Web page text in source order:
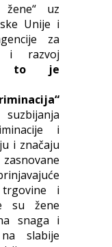
žene“ uz
Unije i
za
i razvoj
to je
i
i značaju
i
su žene
snaga i
slabije